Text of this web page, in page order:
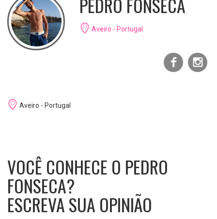
Aveiro - Portugal
Aveiro - Portugal
VOCÊ CONHECE O PEDRO
FONSECA?
ESCREVA SUA OPINIÃO